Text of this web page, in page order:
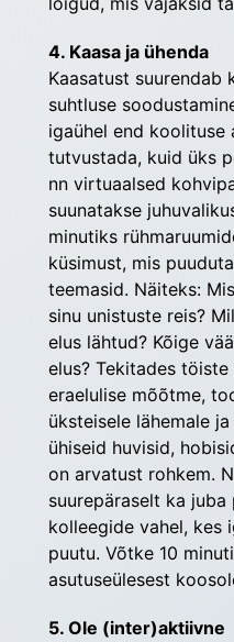
4. Kaasa ja ühenda
Kaasatust suurendab
suhtluse
igaühel end koolituse
tutvustada, kuid üks
nn virtuaalsed
suunatakse
minutiks
küsimust, mis
teemasid. Näiteks:
sinu unistuste reis?
elus lähtud? Kõige
elus? Tekitades
eraelulise mõõtme,
üksteisele lähemale
ühiseid huvisid,
on arvatust rohkem.
suurepäraselt ka
kolleegide vahel, kes
puutu. Võtke 10
asutuseülesest
5. Ole (inter)aktiivne